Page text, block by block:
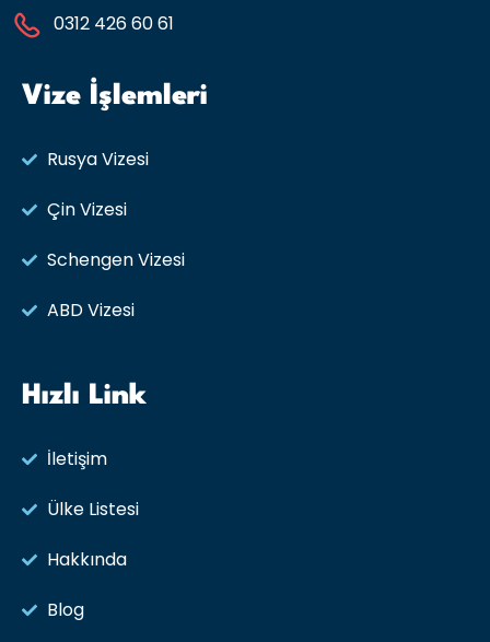
0312 426 60 61
Vize İşlemleri
Rusya Vizesi​
Çin Vizesi
Schengen Vizesi
ABD Vizesi
Hızlı Link
İletişim
Ülke Listesi
Hakkında
Blog